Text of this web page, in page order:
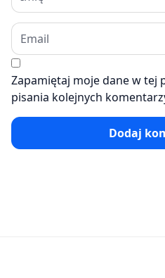
Zapamiętaj moje dane w tej
pisania kolejnych
Dodaj